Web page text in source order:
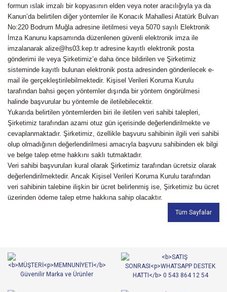
formun ıslak imzalı bir kopyasının elden veya noter aracılığıyla ya da
Kanun’da belirtilen diğer yöntemler ile Konacık Mahallesi Atatürk Bulvarı
No:220 Bodrum Muğla adresine iletilmesi veya 5070 sayılı Elektronik
İmza Kanunu kapsamında düzenlenen güvenli elektronik imza ile
imzalanarak alize@hs03.kep.tr adresine kayıtlı elektronik posta
gönderimi ile veya Şirketimiz’e daha önce bildirilen ve Şirketimiz
sisteminde kayıtlı bulunan elektronik posta adresinden gönderilecek e-
mail ile gerçekleştirilebilmektedir. Kişisel Verileri Koruma Kurulu
tarafından bahsi geçen yöntemler dışında bir yöntem öngörülmesi
halinde başvurular bu yöntemle de iletilebilecektir.
Yukarıda belirtilen yöntemlerden biri ile iletilen veri sahibi talepleri,
Şirketimiz tarafından azami otuz gün içerisinde değerlendirilmekte ve
cevaplanmaktadır. Şirketimiz, özellikle başvuru sahibinin ilgili veri sahibi
olup olmadığının değerlendirilmesi amacıyla başvuru sahibinden ek bilgi
ve belge talep etme hakkını saklı tutmaktadır.
Veri sahibi başvuruları kural olarak Şirketimiz tarafından ücretsiz olarak
değerlendirilmektedir. Ancak Kişisel Verileri Koruma Kurulu tarafından
veri sahibinin talebine ilişkin bir ücret belirlenmiş ise, Şirketimiz bu ücret
üzerinden ödeme talep etme hakkına sahip olacaktır.
Tüm Sayfalar